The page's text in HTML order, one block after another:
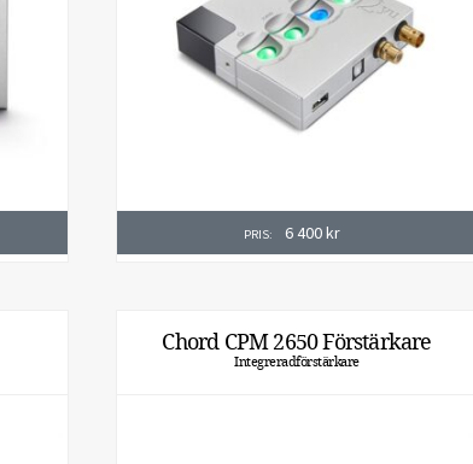
PRIS: 6 400kr
Chord CPM 2650 Förstärkare
Integreradförstärkare